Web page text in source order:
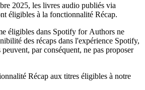
2025, les livres audio publiés via
éligibles à la fonctionnalité Récap.
éligibles dans Spotify for Authors ne
des récaps dans l'expérience Spotify,
par conséquent, ne pas proposer
Récap aux titres éligibles à notre